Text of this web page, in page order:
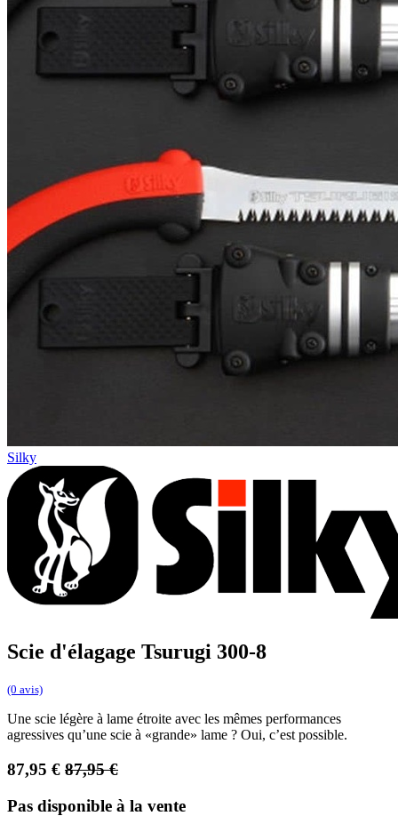
Silky
Scie d'élagage Tsurugi 300-8
(0 avis)
Une scie légère à lame étroite avec les mêmes performances
agressives qu’une scie à «grande» lame ? Oui, c’est possible.
87,95 € 87,95€
Pas disponible à la vente